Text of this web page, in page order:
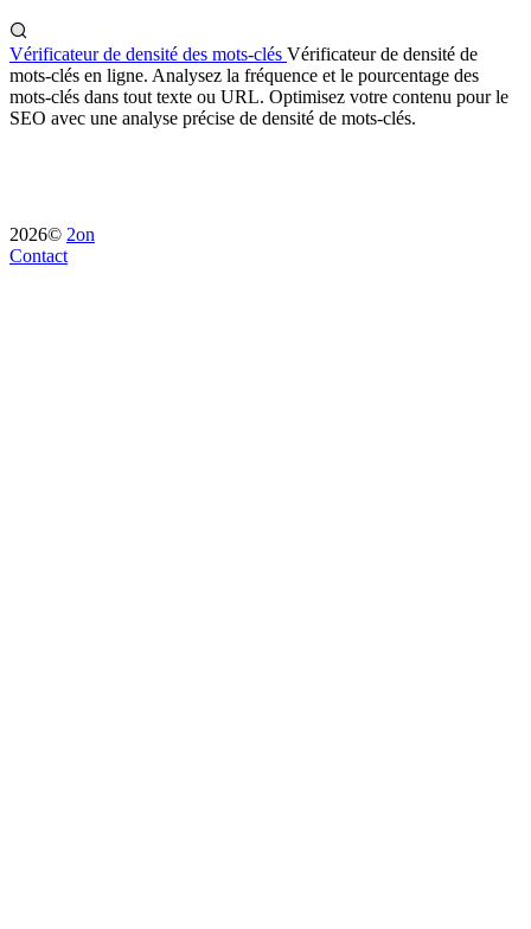
Vérificateur de densité des mots-clés Vérificateur de densité de
mots-clés en ligne. Analysez la fréquence et le pourcentage des
mots-clés dans tout texte ou URL. Optimisez votre contenu pour le
SEO avec une analyse précise de densité de mots-clés.
2026© 2on
Contact